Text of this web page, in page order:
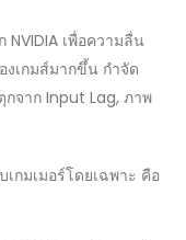
เพื่อความลื่น
เกมส์มากขึ้น กำจัด
จาก Input Lag, ภาพ
กมเมอร์โดยเฉพาะ คือ